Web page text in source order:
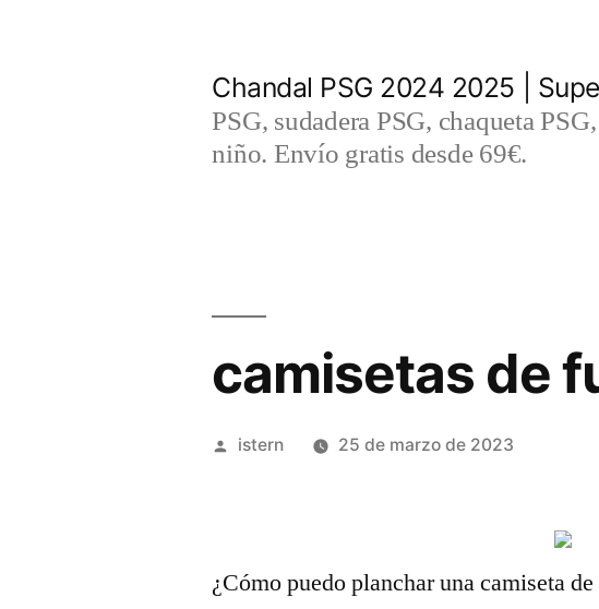
Chandal PSG 2024 2025 |
PSG, sudadera PSG, chaqueta
niño. Envío gratis desde 69€.
camisetas de
Publicado
istern 25 de marzo de 2023
¿Cómo puedo planchar una camiseta